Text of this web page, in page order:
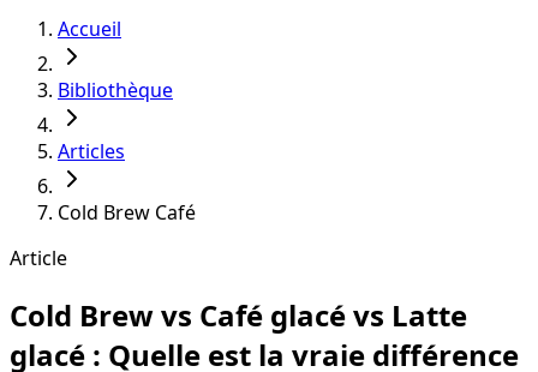
Accueil
Bibliothèque
Articles
Cold Brew Café
Article
Cold Brew vs Café glacé vs Latte
glacé : Quelle est la vraie différence